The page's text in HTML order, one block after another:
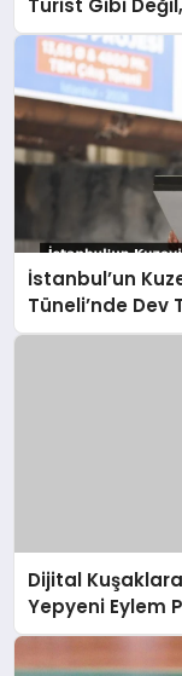
Gidiyoruz!
İstanbul’un
Tüneli’nde Dev
Dijital
Yepyeni Eylem